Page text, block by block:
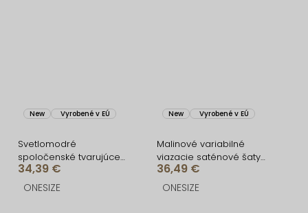
New Vyrobené v EÚ
Svetlomodré
spoločenské tvarujúce
šaty FIAMMAR na jedno
rameno
34,39 €
ONESIZE
New Vyrobené v EÚ
Malinové variabilné
viazacie saténové šaty
VALERDI a rázporkom
36,49 €
ONESIZE